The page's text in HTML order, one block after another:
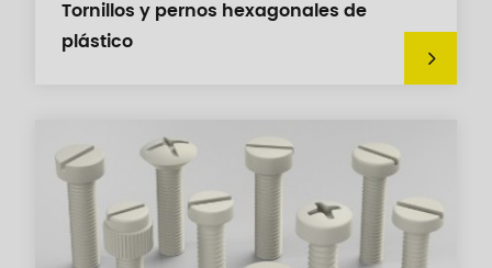
Tornillos y pernos hexagonales de
plástico